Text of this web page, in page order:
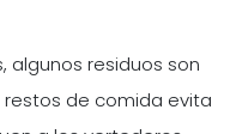
algunos residuos son
restos de comida evita